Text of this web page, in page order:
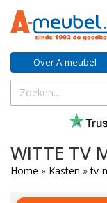
Over A-meubel
WITTE TV
Home » Kasten »tv-